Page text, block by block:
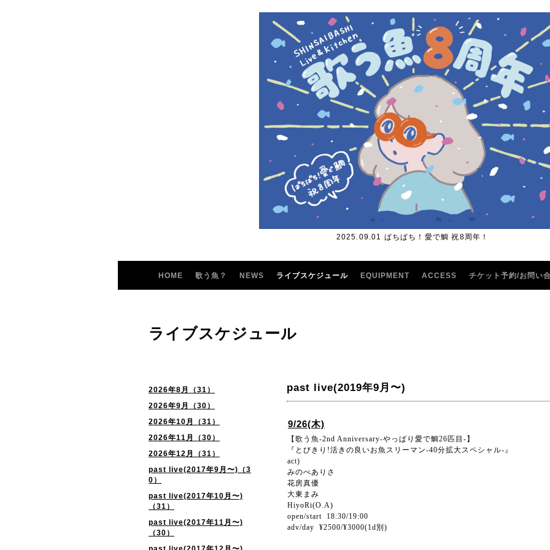
2025.09.01 ぱちぱち！愛で鯛 祝8周年！
HOME 歌う魚？ NEWS ライブスケジュール EQUIPMENT ACCESS チケット予約/お問い
2026年8月（31）
2026年9月（30）
2026年10月（31）
2026年11月（30）
2026年12月（31）
past live(2017年9月〜)（3
0）
past live(2017年10月〜)
（31）
past live(2017年11月〜)
（30）
ライブスケジュール
past live(2019年9月〜)
9/26(木)
【歌う魚-2nd Anniversary-やっぱり愛で鯛26匹目-】
『とびきり!活きの良いお魚スリーマン-40分拡大スペシャル-』
act)
みのべありさ
花房真優
大東まみ
HiyoRi(O.A)
open/start 18:30/19:00
adv/day ¥2500/¥3000(1d別)